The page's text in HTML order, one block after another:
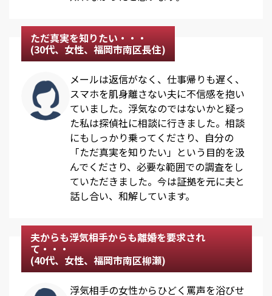
ただ真実を知りたい・・・
(30代、女性、福岡市南区長住)
メールは返信がなく、仕事帰りも遅く、
スマホを肌身離さない夫に不信感を抱い
ていました。浮気なのではないかと疑っ
た私は探偵社に相談に行きました。相談
にもしっかり乗ってくださり、自分の
「ただ真実を知りたい」という目的を汲
んでくださり、必要な範囲での調査をし
ていただきました。今は証拠を元に夫と
話し合い、和解しています。
夫からも浮気相手からも離婚を要求され
て・・・
(40代、女性、福岡市南区柳瀬)
浮気相手の女性からひどく罵声を浴びせ